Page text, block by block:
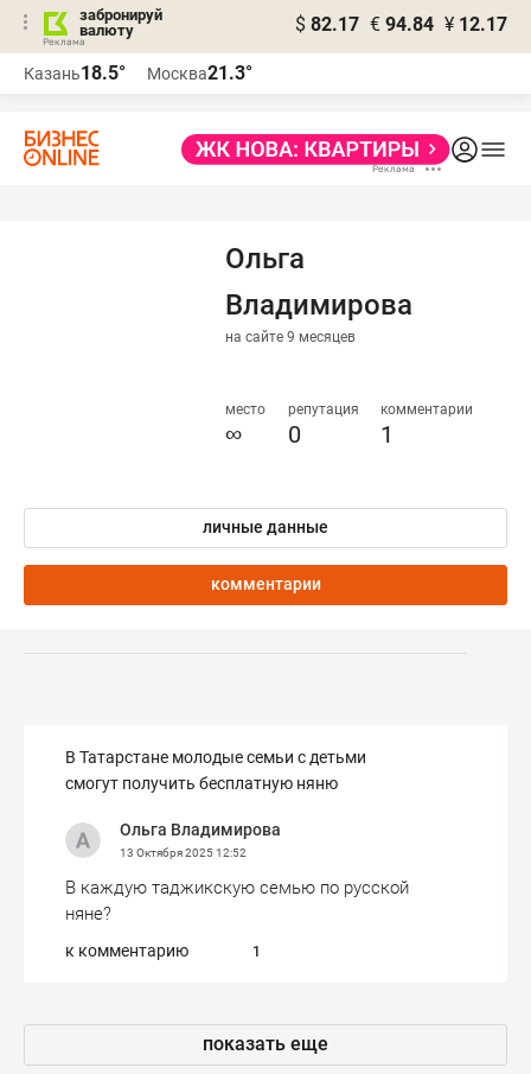
забронируй
валюту
$ 82.17 € 94.84 ¥ 12.17
Казань18.5° Москва21.3°
Ольга
Владимирова
на сайте 9 месяцев
место
∞
репутация
0
комментарии
1
личные данные
комментарии
В Татарстане молодые семьи с детьми
смогут получить бесплатную няню
Ольга Владимирова
13 Октября 202512:52
В каждую таджикскую семью по русской
няне?
к комментарию 1
показать еще